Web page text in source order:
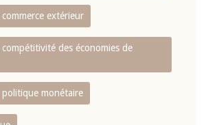
extérieur
des économies de
monétaire